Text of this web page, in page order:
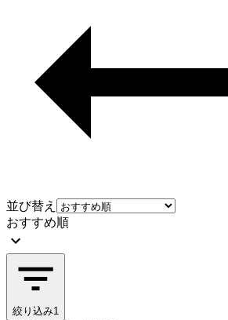
並び替え
おすすめ順
絞り込み1